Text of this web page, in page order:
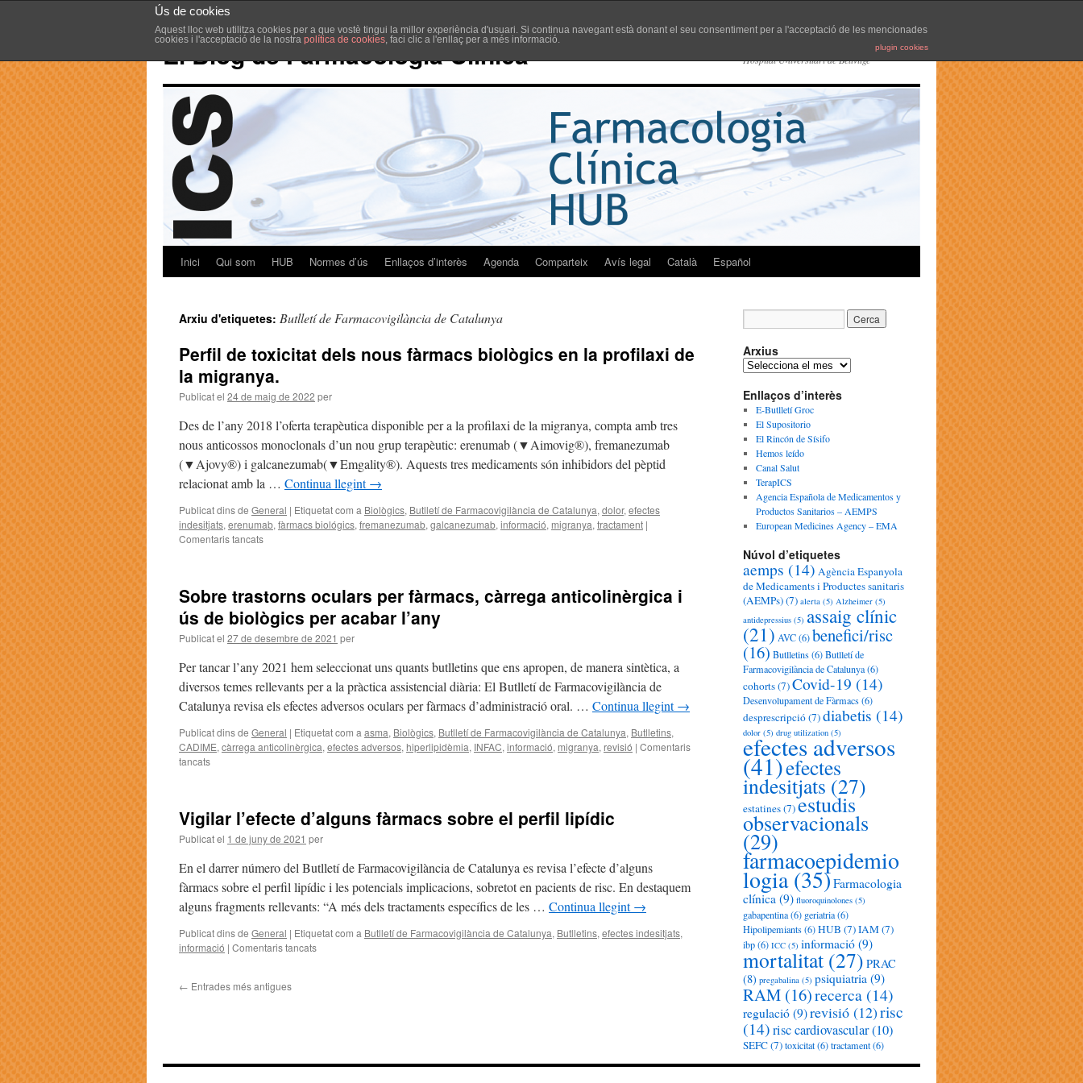
Ús de cookies
Aquest lloc web utilitza cookies per a que vostè tingui la millor experiència d'usuari. Si continua navegant està donant el seu consentiment per a l'acceptació de les mencionades
cookies i l'acceptació de la nostra política de cookies, faci clic a l'enllaç per a més informació.
plugin cookies
El Blog de Farmacologia Clínica Hospital Universitari de Bellvitge
Inici Qui som HUB Normes d’ús Enllaços d’interès Agenda Comparteix Avís legal Català Español
Arxiu d'etiquetes: Butlletí de Farmacovigilància de Catalunya
Perfil de toxicitat dels nous fàrmacs biològics en la profilaxi de
la migranya.
Publicat el 24 de maig de 2022 per
Des de l’any 2018 l’oferta terapèutica disponible per a la profilaxi de la migranya, compta amb tres
nous anticossos monoclonals d’un nou grup terapèutic: erenumab (▼Aimovig®), fremanezumab
(▼Ajovy®) i galcanezumab(▼Emgality®). Aquests tres medicaments són inhibidors del pèptid
relacionat amb la … Continua llegint→
Publicat dins de General | Etiquetat com a Biològics, Butlletí de Farmacovigilància de Catalunya, dolor, efectes
indesitjats, erenumab, fàrmacs biológics, fremanezumab, galcanezumab, informació, migranya, tractament |
Comentaris tancats
Sobre trastorns oculars per fàrmacs, càrrega anticolinèrgica i
ús de biològics per acabar l’any
Publicat el 27 de desembre de 2021 per
Per tancar l’any 2021 hem seleccionat uns quants butlletins que ens apropen, de manera sintètica, a
diversos temes rellevants per a la pràctica assistencial diària: El Butlletí de Farmacovigilància de
Catalunya revisa els efectes adversos oculars per fàrmacs d’administració oral. … Continua llegint→
Publicat dins de General | Etiquetat com a asma, Biològics, Butlletí de Farmacovigilància de Catalunya, Butlletins,
CADIME, càrrega anticolinèrgica, efectes adversos, hiperlipidèmia, INFAC, informació, migranya, revisió | Comentaris
tancats
Vigilar l’efecte d’alguns fàrmacs sobre el perfil lipídic
Publicat el 1 de juny de 2021 per
En el darrer número del Butlletí de Farmacovigilància de Catalunya es revisa l’efecte d’alguns
fàrmacs sobre el perfil lipídic i les potencials implicacions, sobretot en pacients de risc. En destaquem
alguns fragments rellevants: “A més dels tractaments específics de les … Continua llegint→
Publicat dins de General | Etiquetat com a Butlletí de Farmacovigilància de Catalunya, Butlletins, efectes indesitjats,
informació | Comentaris tancats
← Entrades més antigues
Arxius
Enllaços d’interès
E-Butlletí Groc
El Supositorio
El Rincón de Sísifo
Hemos leído
Canal Salut
TerapICS
Agencia Española de Medicamentos y
Productos Sanitarios – AEMPS
European Medicines Agency – EMA
Núvol d’etiquetes
aemps (14) Agència Espanyola
de Medicaments i Productes sanitaris
(AEMPs)(7) alerta (5) Alzheimer (5)
antidepressius (5) assaig clínic
(21) AVC(6)benefici/risc
(16)Butlletins(6)Butlletí de
Farmacovigilància de Catalunya(6)
cohorts(7)Covid-19 (14)
Desenvolupament de Fàrmacs(6)
desprescripció(7)diabetis (14)
dolor (5) drug utilization (5)
efectes adversos
(41)efectes
indesitjats (27)
estatines(7)estudis
observacionals
(29)
farmacoepidemio
logia(35)Farmacologia
clínica (9) fluoroquinolones (5)
gabapentina(6) geriatria(6)
Hipolipemiants(6)HUB (7)IAM(7)
ibp(6) ICC (5) informació (9)
mortalitat (27) PRAC
(8) pregabalina (5) psiquiatria (9)
RAM (16)recerca (14)
regulació (9)revisió (12)risc
(14)risc cardiovascular(10)
SEFC(7)toxicitat(6)tractament(6)